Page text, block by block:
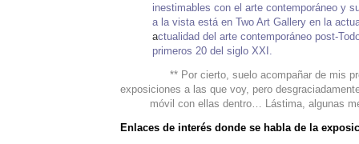
inestimables con el arte contemporáneo y
a la vista está en Two Art Gallery en la
actualidad del arte contemporáneo post-
primeros 20 del siglo XXI.
** Por cierto, suelo acompañar de mis
exposiciones a las que voy, pero
móvil con ellas dentro… Lástima, algunas
Enlaces de interés donde se habla de la